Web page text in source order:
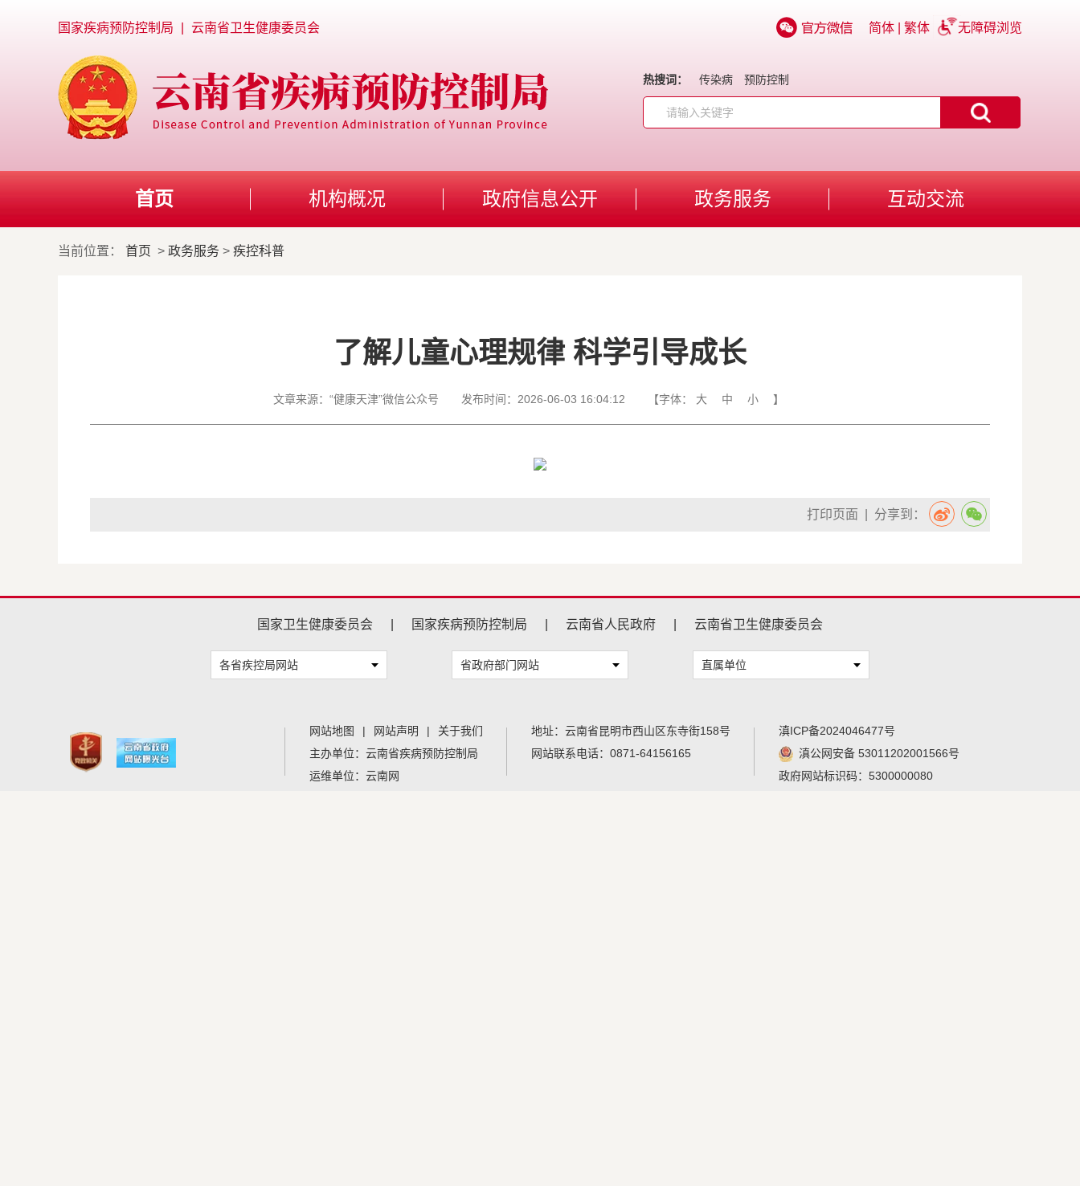
国家疾病预防控制局 云南省卫生健康委员会 简体 繁体 无障碍浏览
热搜词： 传染病 预防控制
首页 机构概况 政府信息公开 政务服务 互动交流
当前位置： 首页 > 政务服务 > 疾控科普
了解儿童心理规律 科学引导成长
文章来源： “健康天津”微信公众号 发布时间： 2026-06-03 16:04:12 【字体： 大 中 小 】
| 分享到：
打印页面
国家卫生健康委员会 国家疾病预防控制局 云南省人民政府 云南省卫生健康委员会
各省疾控局网站 省政府部门网站 直属单位
网站地图 | 网站声明 |
关于我们
主办单位： 云南省疾病预防控制局
运维单位： 云南网
地址： 云南省昆明市西山区东寺街158号
网站联系电话： 0871-64156165
滇ICP备2024046477号
滇公网安备 53011202001566号
政府网站标识码： 5300000080